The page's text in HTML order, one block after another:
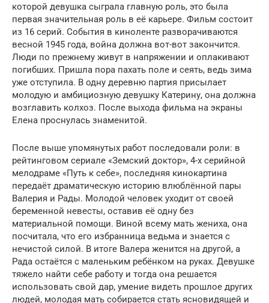
которой девушка сыграла главную роль, это была
первая значительная роль в её карьере. Фильм состоит
из 16 серий. События в киноленте разворачиваются
весной 1945 года, война должна вот-вот закончится.
Люди по прежнему живут в напряжении и оплакивают
погибших. Пришла пора пахать поле и сеять, ведь зима
уже отступила. В одну деревню партия присылает
молодую и амбициозную девушку Катерину, она должна
возглавить колхоз. После выхода фильма на экраны
Елена проснулась знаменитой.
После выше упомянутых работ последовали роли: в
рейтинговом сериале «Земский доктор», 4-х серийной
мелодраме «Путь к себе», последняя кинокартина
передаёт драматическую историю влюблённой пары
Валерия и Рады. Молодой человек уходит от своей
беременной невесты, оставив её одну без
материальной помощи. Виной всему мать жениха, она
посчитала, что его избранница ведьма и знается с
нечистой силой. В итоге Валера женится на другой, а
Рада остаётся с маленьким ребёнком на руках. Девушке
тяжело найти себе работу и тогда она решается
использовать свой дар, умение видеть прошлое других
людей, молодая мать собирается стать ясновидящей и